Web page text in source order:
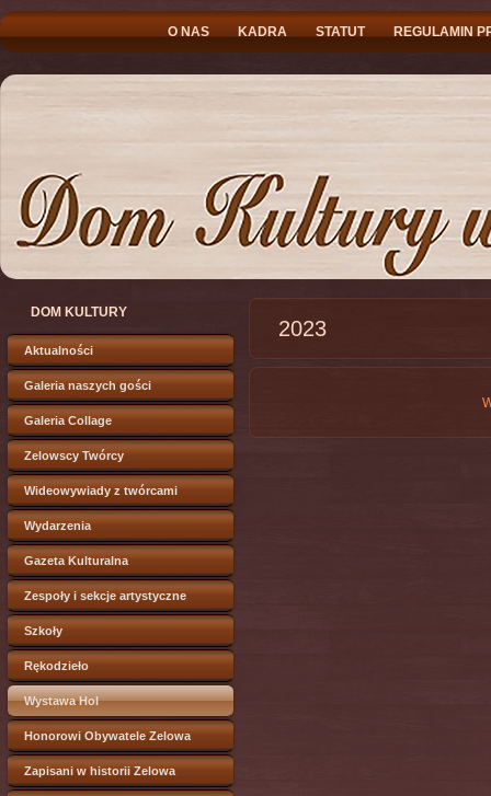
O NAS KADRA STATUT REGULAMIN
DOM KULTURY
Aktualności
Galeria naszych gości
Galeria Collage
Zelowscy Twórcy
Wideowywiady z twórcami
Wydarzenia
Gazeta Kulturalna
Zespoły i sekcje artystyczne
Szkoły
Rękodzieło
Wystawa Hol
Honorowi Obywatele Zelowa
Zapisani w historii Zelowa
2023